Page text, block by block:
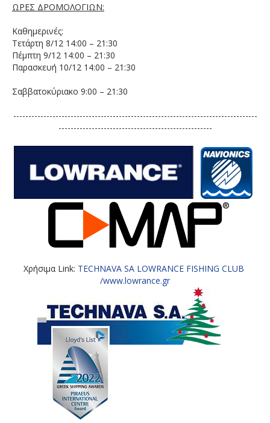
ΩΡΕΣ ΔΡΟΜΟΛΟΓΙΩΝ:
Καθημερινές:
Τετάρτη 8/12 14:00 – 21:30
Πέμπτη 9/12 14:00 – 21:30
Παρασκευή 10/12 14:00 – 21:30
Σαββατοκύριακο 9:00 – 21:30
---------------------------------------------------------------------------------
---------------------------------------------------
Χρήσιμα Link: TECHNAVA SA LOWRANCE FISHING CLUB
/www.lowrance.gr